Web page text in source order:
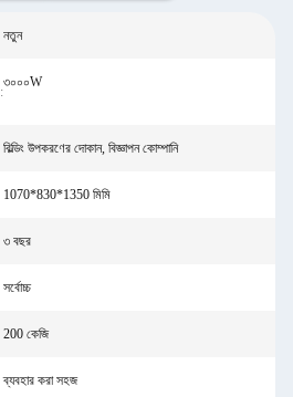
নতুন
:
৩০০০W
বিল্ডিং উপকরণের দোকান, বিজ্ঞাপন কোম্পানি
1070*830*1350 মিমি
৩ বছর
সর্বোচ্চ
200 কেজি
ব্যবহার করা সহজ